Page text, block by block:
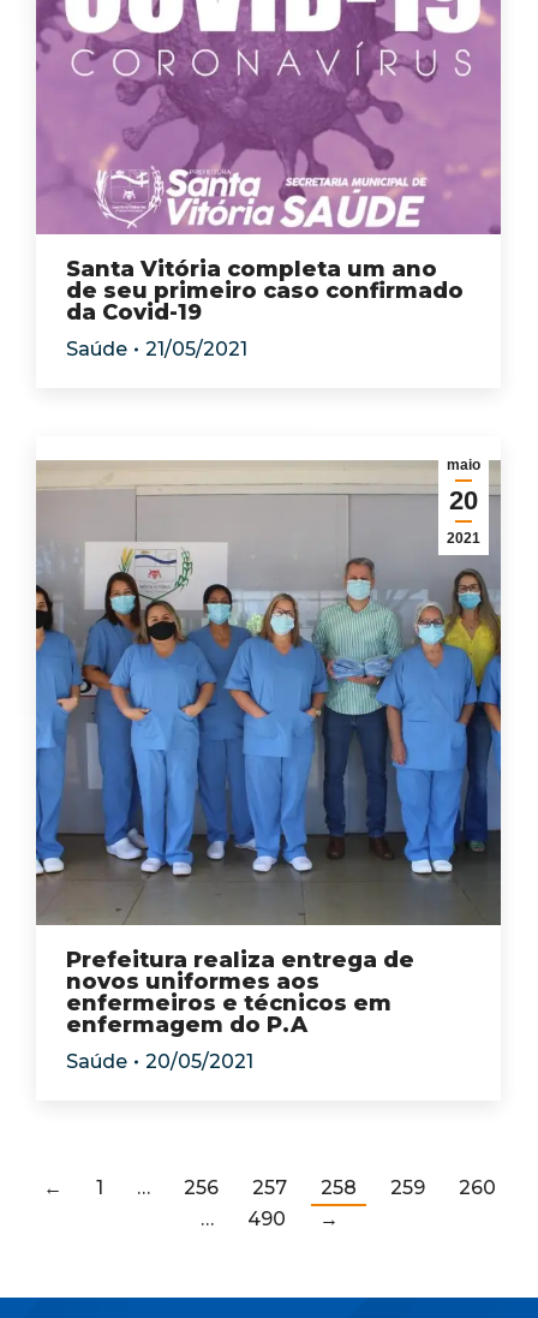
Santa Vitória completa um ano
de seu primeiro caso confirmado
da Covid-19
Saúde 21/05/2021
maio
20
2021
Prefeitura realiza entrega de
novos uniformes aos
enfermeiros e técnicos em
enfermagem do P.A
Saúde 20/05/2021
← 1 … 256 257 258 259
260
…
490 →